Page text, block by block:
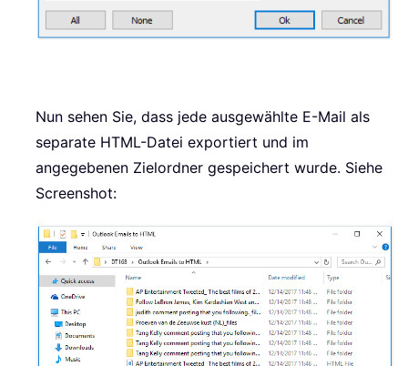
Nun sehen Sie, dass jede ausgewählte E-Mail als
separate HTML-Datei exportiert und im
angegebenen Zielordner gespeichert wurde. Siehe
Screenshot: